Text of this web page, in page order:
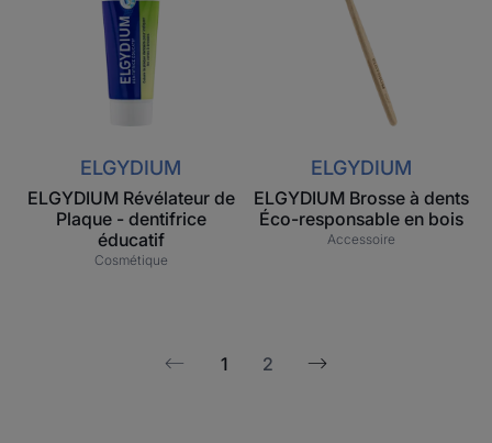
Plaque
-
dentifrice
éducatif
ELGYDIUM
ELGYDIUM Révélateur de
Plaque - dentifrice
éducatif
Cosmétique
Éco-
responsable
en
bois
ELGYDIUM
ELGYDIUM Brosse à dents
Éco-responsable en bois
Accessoire
1 2
Page